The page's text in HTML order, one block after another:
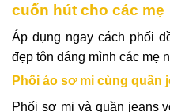
cuốn hút cho các mẹ
Áp dụng ngay cách phối
đẹp tôn dáng mình các mẹ
Phối áo sơ mi cùng quần
Phối sơ mi và quần jeans